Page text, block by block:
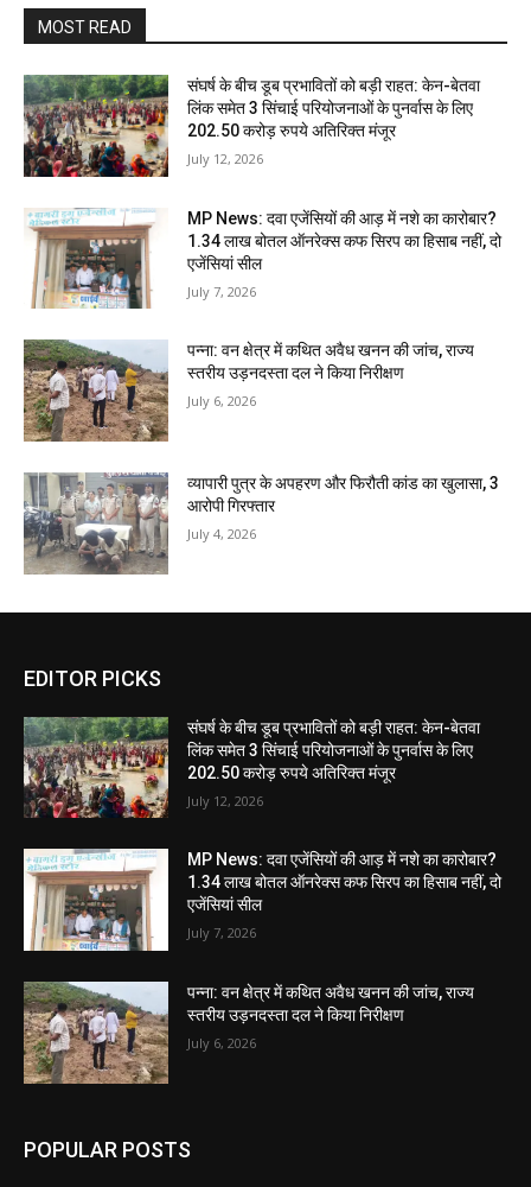
MOST READ
संघर्ष के बीच डूब प्रभावितों को बड़ी राहत: केन-बेतवा
लिंक समेत 3 सिंचाई परियोजनाओं के पुनर्वास के लिए
202.50 करोड़ रुपये अतिरिक्त मंजूर
July 12, 2026
MP News: दवा एजेंसियों की आड़ में नशे का कारोबार?
1.34 लाख बोतल ऑनरेक्स कफ सिरप का हिसाब नहीं, दो
एजेंसियां सील
July 7, 2026
पन्ना: वन क्षेत्र में कथित अवैध खनन की जांच, राज्य
स्तरीय उड़नदस्ता दल ने किया निरीक्षण
July 6, 2026
व्यापारी पुत्र के अपहरण और फिरौती कांड का खुलासा, 3
आरोपी गिरफ्तार
July 4, 2026
EDITOR PICKS
संघर्ष के बीच डूब प्रभावितों को बड़ी राहत: केन-बेतवा
लिंक समेत 3 सिंचाई परियोजनाओं के पुनर्वास के लिए
202.50 करोड़ रुपये अतिरिक्त मंजूर
July 12, 2026
MP News: दवा एजेंसियों की आड़ में नशे का कारोबार?
1.34 लाख बोतल ऑनरेक्स कफ सिरप का हिसाब नहीं, दो
एजेंसियां सील
July 7, 2026
पन्ना: वन क्षेत्र में कथित अवैध खनन की जांच, राज्य
स्तरीय उड़नदस्ता दल ने किया निरीक्षण
July 6, 2026
POPULAR POSTS